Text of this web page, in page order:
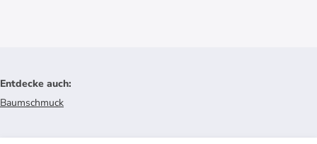
Entdecke auch:
Baumschmuck